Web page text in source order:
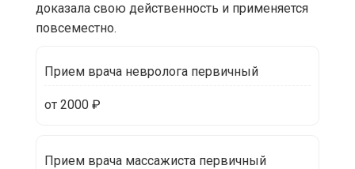
доказала свою действенность и применяется
повсеместно.
Прием врача невролога первичный
от 2000 ₽
Прием врача массажиста первичный